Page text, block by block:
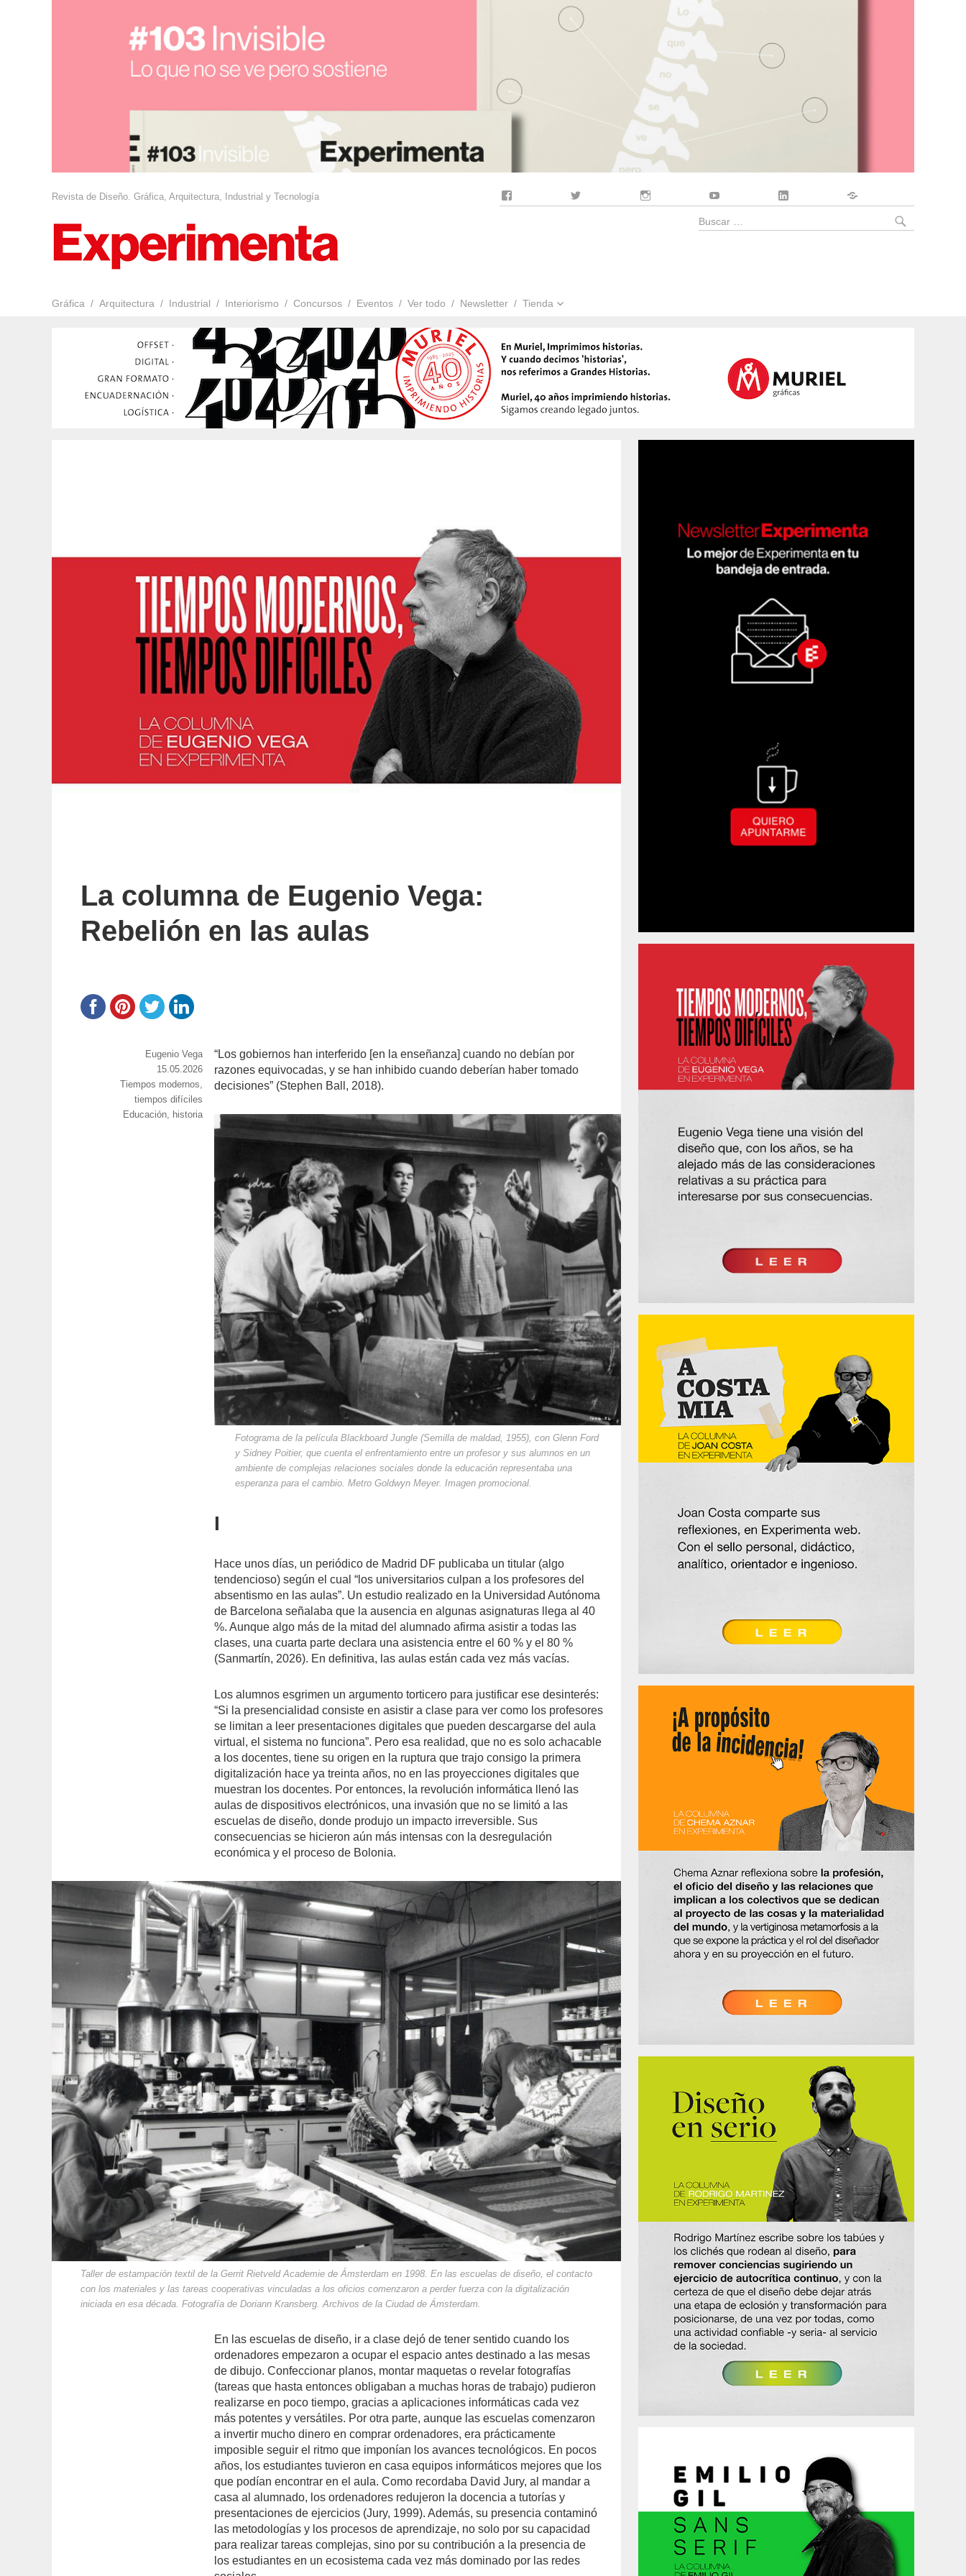
Revista de Diseño. Gráfica, Arquitectura, Industrial y Tecnología
Gráfica Arquitectura Industrial Interiorismo Concursos Eventos Ver todo Newsletter Tienda
Buscar
La columna de Eugenio Vega:
Rebelión en las aulas
“Los gobiernos han interferido [en la enseñanza] cuando no debían por
razones equivocadas, y se han inhibido cuando deberían haber tomado
decisiones” (Stephen Ball, 2018).
Fotograma de la película Blackboard Jungle (Semilla de maldad, 1955), con Glenn Ford
y Sidney Poitier, que cuenta el enfrentamiento entre un profesor y sus alumnos en un
ambiente de complejas relaciones sociales donde la educación representaba una
esperanza para el cambio. Metro Goldwyn Meyer. Imagen promocional.
I
Hace unos días, un periódico de Madrid DF publicaba un titular (algo
tendencioso) según el cual “los universitarios culpan a los profesores del
absentismo en las aulas”. Un estudio realizado en la Universidad Autónoma
de Barcelona señalaba que la ausencia en algunas asignaturas llega al 40
%. Aunque algo más de la mitad del alumnado afirma asistir a todas las
clases, una cuarta parte declara una asistencia entre el 60 % y el 80 %
(Sanmartín, 2026). En definitiva, las aulas están cada vez más vacías.
Los alumnos esgrimen un argumento torticero para justificar ese desinterés:
“Si la presencialidad consiste en asistir a clase para ver como los profesores
se limitan a leer presentaciones digitales que pueden descargarse del aula
virtual, el sistema no funciona”. Pero esa realidad, que no es solo achacable
a los docentes, tiene su origen en la ruptura que trajo consigo la primera
digitalización hace ya treinta años, no en las proyecciones digitales que
muestran los docentes. Por entonces, la revolución informática llenó las
aulas de dispositivos electrónicos, una invasión que no se limitó a las
escuelas de diseño, donde produjo un impacto irreversible. Sus
consecuencias se hicieron aún más intensas con la desregulación
económica y el proceso de Bolonia.
Taller de estampación textil de la Gerrit Rietveld Academie de Ámsterdam en 1998. En las escuelas de diseño, el contacto
con los materiales y las tareas cooperativas vinculadas a los oficios comenzaron a perder fuerza con la digitalización
iniciada en esa década. Fotografía de Doriann Kransberg. Archivos de la Ciudad de Ámsterdam.
En las escuelas de diseño, ir a clase dejó de tener sentido cuando los
ordenadores empezaron a ocupar el espacio antes destinado a las mesas
de dibujo. Confeccionar planos, montar maquetas o revelar fotografías
(tareas que hasta entonces obligaban a muchas horas de trabajo) pudieron
realizarse en poco tiempo, gracias a aplicaciones informáticas cada vez
más potentes y versátiles. Por otra parte, aunque las escuelas comenzaron
a invertir mucho dinero en comprar ordenadores, era prácticamente
imposible seguir el ritmo que imponían los avances tecnológicos. En pocos
años, los estudiantes tuvieron en casa equipos informáticos mejores que los
que podían encontrar en el aula. Como recordaba David Jury, al mandar a
casa al alumnado, los ordenadores redujeron la docencia a tutorías y
presentaciones de ejercicios (Jury, 1999). Además, su presencia contaminó
las metodologías y los procesos de aprendizaje, no solo por su capacidad
para realizar tareas complejas, sino por su contribución a la presencia de
los estudiantes en un ecosistema cada vez más dominado por las redes
https://www.experimenta.es/author/info1/
Eugenio Vega
Publicado
el
15.05.2026
Categorías
Tiempos modernos,
tiempos difíciles
Etiquetas
Educación, historia